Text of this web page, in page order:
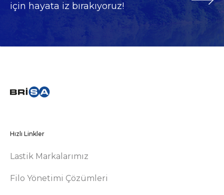
için hayata iz bırakıyoruz!
Hızlı Linkler
Lastik Markalarımız
Filo Yönetimi Çözümleri